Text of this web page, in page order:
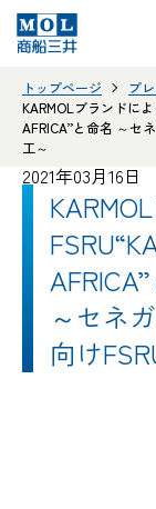
トップページ
プ
KARMOLブランドに
AFRICA”と命名 ～セ
工～
2021年03月16日
～セネ
向け